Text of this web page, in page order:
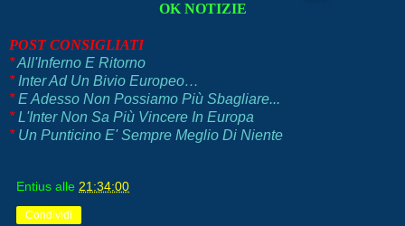
OK NOTIZIE
POST CONSIGLIATI
*All'Inferno E Ritorno
*Inter Ad Un Bivio Europeo…
*E Adesso Non Possiamo Più Sbagliare...
*L'Inter Non Sa Più Vincere In Europa
* Un Punticino E' Sempre Meglio Di Niente
Entius alle 21:34:00
Condividi